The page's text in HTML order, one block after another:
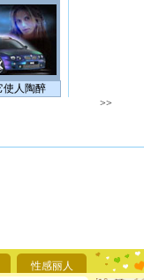
使人陶醉
>>
性感丽人
[圣诞节]
能正大